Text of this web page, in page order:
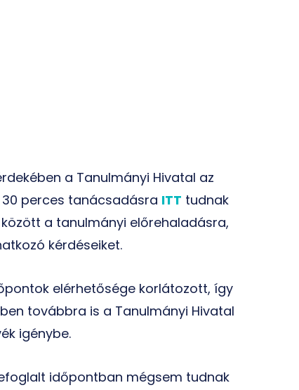
a Tanulmányi Hivatal az
perces tanácsadásra ITT tudnak
a tanulmányi előrehaladásra,
kérdéseiket.
elérhetősége korlátozott, így
továbbra is a Tanulmányi Hivatal
igénybe.
időpontban mégsem tudnak